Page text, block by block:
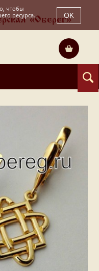
«Оберег»
чтобы
ресурса.
OK